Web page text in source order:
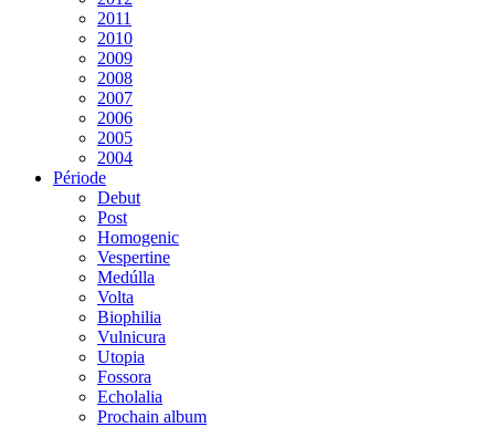
2011
2010
2009
2008
2007
2006
2005
2004
Période
Debut
Post
Homogenic
Vespertine
Medúlla
Volta
Biophilia
Vulnicura
Utopia
Fossora
Echolalia
Prochain album